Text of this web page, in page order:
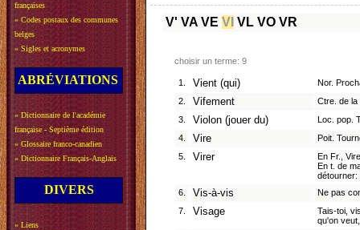
françaises
» Codes postaux des communes
belges
» Sigles et acronymes
ABRÉVIATIONS
» Dictionnaire de l'académie
française - Septième édition
» Glossaire franco-canadien
» Dictionnaire Français-Anglais
DIVERS
» Liens
V' VA VE VI VL VO VR
choisir un terme: 9
1. Vient (qui)
Nor.
2.
Vifement
Ctre. de la
3.
Violon (jouer du)
Loc. pop.
4.
Vire
Poit.
5.
Virer
En Fr.,
En t. de
6.
Vis-à-vis
Ne pas
7.
Visage
Tais-toi,
qu'on